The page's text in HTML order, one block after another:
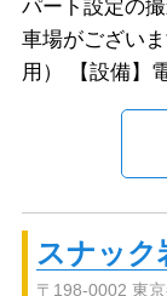
パート設定の
車場がござい
用） 【設備】
スナック
〒198-0002 東